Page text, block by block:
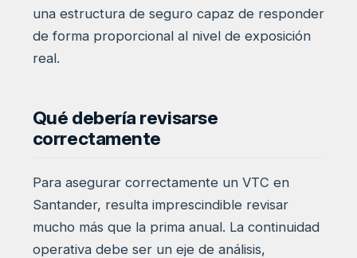
una estructura de seguro capaz de responder
de forma proporcional al nivel de exposición
real.
Qué debería revisarse
correctamente
Para asegurar correctamente un VTC en
Santander, resulta imprescindible revisar
mucho más que la prima anual. La continuidad
operativa debe ser un eje de análisis,